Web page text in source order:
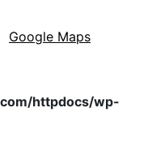
Google Maps
httpdocs/wp-